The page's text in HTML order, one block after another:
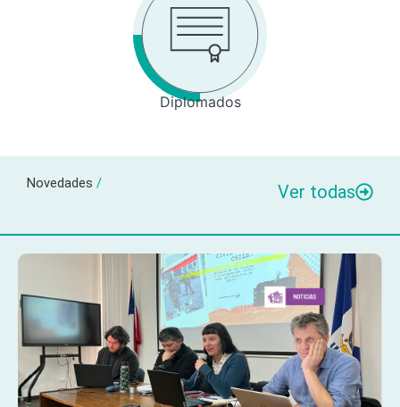
Diplomados
Novedades / Ver todas